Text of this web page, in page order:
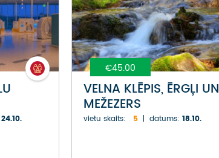
24.10.
€45.00
VELNA KLĒPIS, ĒRGĻI UN
MEŽEZERS
vietu skaits: 5 datums: 18.10.